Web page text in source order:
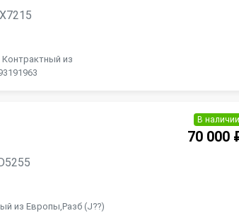
Контрактный из
из Европы,Разб (J??)
В наличии
70 000